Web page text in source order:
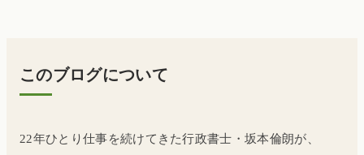
このブログについて
22年ひとり仕事を続けてきた行政書士・坂本倫朗が、